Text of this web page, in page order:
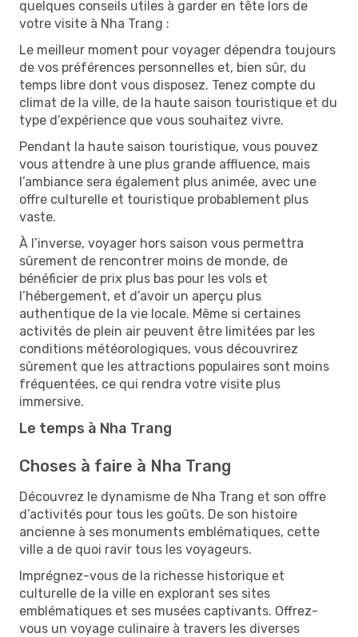
quelques conseils utiles à garder en tête lors de
votre visite à Nha Trang :
Le meilleur moment pour voyager dépendra toujours
de vos préférences personnelles et, bien sûr, du
temps libre dont vous disposez. Tenez compte du
climat de la ville, de la haute saison touristique et du
type d’expérience que vous souhaitez vivre.
Pendant la haute saison touristique, vous pouvez
vous attendre à une plus grande affluence, mais
l’ambiance sera également plus animée, avec une
offre culturelle et touristique probablement plus
vaste.
À l’inverse, voyager hors saison vous permettra
sûrement de rencontrer moins de monde, de
bénéficier de prix plus bas pour les vols et
l’hébergement, et d’avoir un aperçu plus
authentique de la vie locale. Même si certaines
activités de plein air peuvent être limitées par les
conditions météorologiques, vous découvrirez
sûrement que les attractions populaires sont moins
fréquentées, ce qui rendra votre visite plus
immersive.
Le temps à Nha Trang
Choses à faire à Nha Trang
Découvrez le dynamisme de Nha Trang et son offre
d’activités pour tous les goûts. De son histoire
ancienne à ses monuments emblématiques, cette
ville a de quoi ravir tous les voyageurs.
Imprégnez-vous de la richesse historique et
culturelle de la ville en explorant ses sites
emblématiques et ses musées captivants. Offrez-
vous un voyage culinaire à travers les diverses